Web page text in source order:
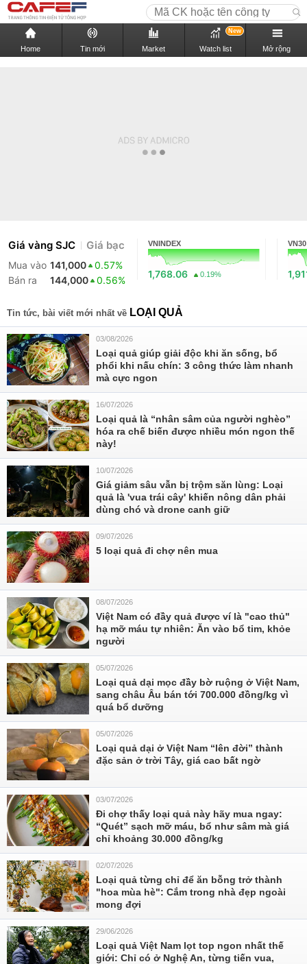
Home Tin mới Market Watch list
New
Mở rộng
Giá vàng SJC Giá bạc
Mua vào 141,000
0.57%
Bán ra
144,000 0.56%
VNINDEX
1,768.06 0.19%
VN30
Tin tức, bài viết mới nhất về LOẠI QUẢ
03/08/2026
Loại quả giúp giải độc khi ăn sống, bổ
phổi khi nấu chín: 3 công thức làm nhanh
mà cực ngon
16/07/2026
Loại quả là “nhân sâm của người nghèo”
hóa ra chế biến được nhiều món ngon thế
này!
10/07/2026
Giá giảm sâu vẫn bị trộm săn lùng: Loại
quả là 'vua trái cây' khiến nông dân phải
dùng chó và drone canh giữ
09/07/2026
5 loại quả đi chợ nên mua
08/07/2026
Việt Nam có đầy quả được ví là "cao thủ"
hạ mỡ máu tự nhiên: Ăn vào bổ tim, khỏe
người
05/07/2026
Loại quả dại mọc đầy bờ ruộng ở Việt Nam,
sang châu Âu bán tới 700.000 đồng/kg vì
quá bổ dưỡng
05/07/2026
Loại quả dại ở Việt Nam “lên đời” thành
đặc sản ở trời Tây, giá cao bất ngờ
03/07/2026
Đi chợ thấy loại quả này hãy mua ngay:
“Quét” sạch mỡ máu, bổ như sâm mà giá
chỉ khoảng 30.000 đồng/kg
02/07/2026
Loại quả từng chỉ để ăn bỗng trở thành
"hoa mùa hè": Cắm trong nhà đẹp ngoài
mong đợi
29/06/2026
Loại quả Việt Nam lọt top ngon nhất thế
giới: Chỉ có ở Nghệ An, từng tiến vua,